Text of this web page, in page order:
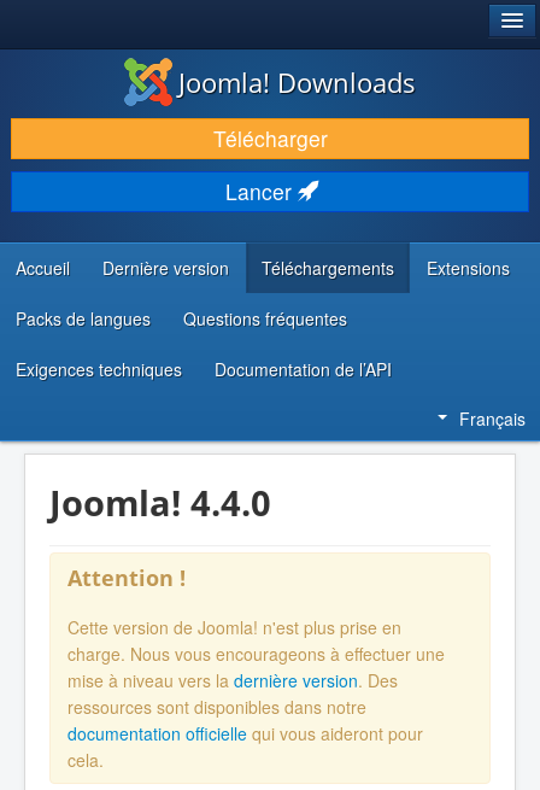
TÉLÉCHARGER & ÉTENDRE
DÉCOUVRIR & APPRENDRE
COMMUNAUTÉ & SUPPORT
RESSOURCES DÉVELOPPEURS
Joomla! Downloads
Télécharger
Lancer
Accueil Dernière version Téléchargements Extensions
Packs de langues Questions fréquentes
Exigences techniques Documentation de l’API
Français
Joomla! 4.4.0
Attention !
Cette version de Joomla! n'est plus prise en
charge. Nous vous encourageons à effectuer une
mise à niveau vers la dernière version. Des
ressources sont disponibles dans notre
documentation officielle qui vous aideront pour
cela.